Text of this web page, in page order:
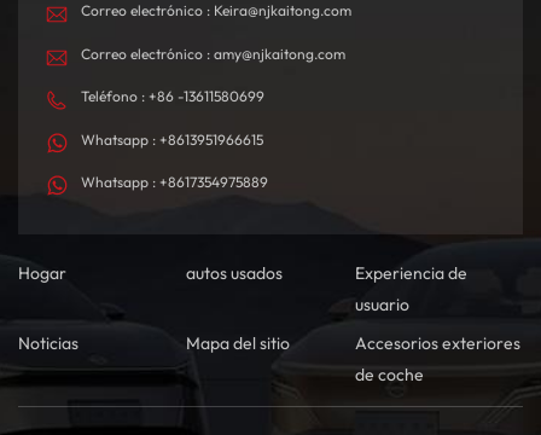
Correo electrónico : Keira@njkaitong.com
Correo electrónico : amy@njkaitong.com
Teléfono : +86 -13611580699
Whatsapp : +8613951966615
Whatsapp : +8617354975889
Hogar autos usados
Experiencia de
usuario
Noticias
Mapa del sitio
Accesorios exteriores
de coche